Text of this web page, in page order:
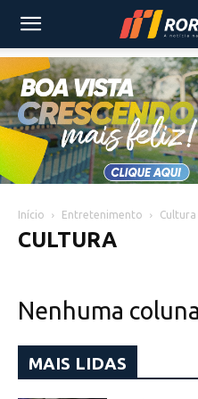
Início Entretenimento Cultura
CULTURA
Nenhuma
MAIS LIDAS